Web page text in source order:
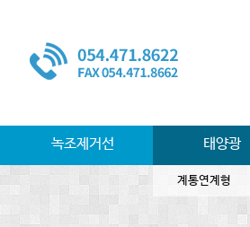
녹조제거선 태양광
계통연계형